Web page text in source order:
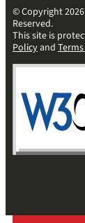
© Copyright 2026
Reserved.
This site is
Policyand